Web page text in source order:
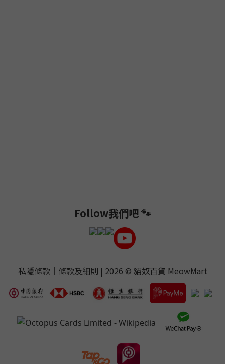
Follow我們吧 🐾
私隱條款｜ 條款及細則 | 2026 © 貓奴百貨 MeowMart